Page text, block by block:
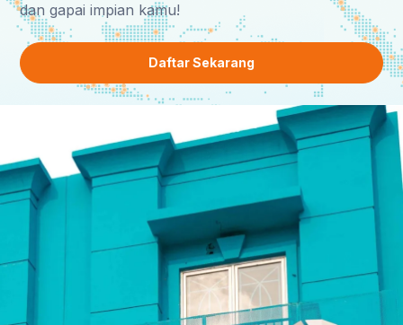
dan gapai impian kamu!
Daftar Sekarang